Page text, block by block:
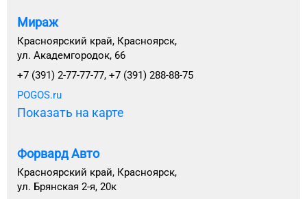
Мираж
Красноярский край, Красноярск,
ул. Академгородок, 66
+7 (391) 2-77-77-77, +7 (391) 288-88-75
POGOS.ru
Показать на карте
Форвард Авто
Красноярский край, Красноярск,
ул. Брянская 2-я, 20к